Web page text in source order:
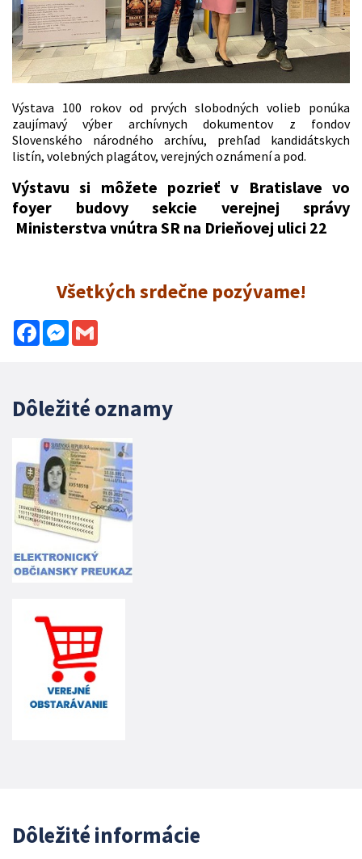
Výstava 100 rokov od prvých slobodných volieb ponúka
zaujímavý výber archívnych dokumentov z fondov
Slovenského národného archívu, prehľad kandidátskych
listín, volebných plagátov, verejných oznámení a pod.
Výstavu si môžete pozrieť v Bratislave vo
foyer budovy sekcie verejnej správy
Ministerstva vnútra SR na Drieňovej ulici 22
Všetkých srdečne pozývame!
FacebookMessenger
Dôležité oznamy
Dôležité informácie